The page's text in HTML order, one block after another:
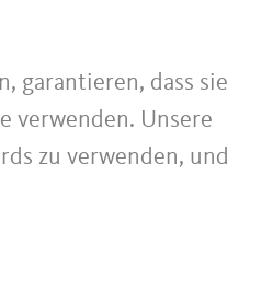
garantieren, dass sie
verwenden. Unsere
zu verwenden, und